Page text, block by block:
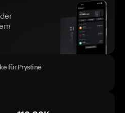
für Prystine